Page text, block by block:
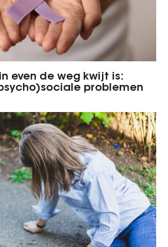
even de weg kwijt is:
problemen